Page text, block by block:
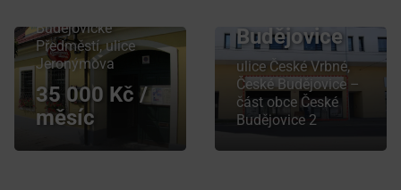
Budějovické
Předměstí, ulice
Jeronýmova
35 000 Kč /
měsíc
Budějovice
ulice České Vrbné,
České Budějovice –
část obce České
Budějovice 2